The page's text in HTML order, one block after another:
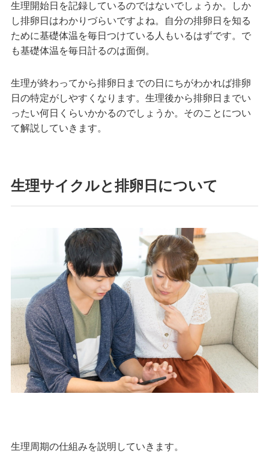
生理開始日を記録しているのではないでしょうか。しか
し排卵日はわかりづらいですよね。自分の排卵日を知る
ために基礎体温を毎日つけている人もいるはずです。で
も基礎体温を毎日計るのは面倒。
生理が終わってから排卵日までの日にちがわかれば排卵
日の特定がしやすくなります。生理後から排卵日までい
ったい何日くらいかかるのでしょうか。そのことについ
て解説していきます。
生理サイクルと排卵日について
生理周期の仕組みを説明していきます。